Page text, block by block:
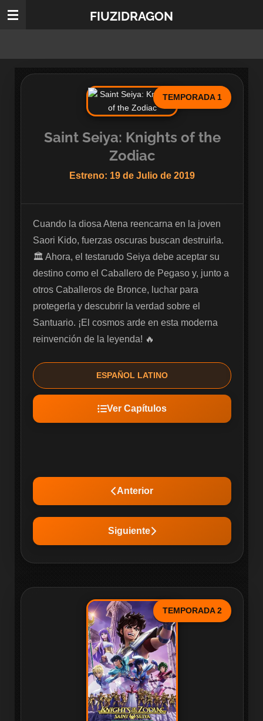
Ir
FIUZIDRAGON
TEMPORADA 1
Saint Seiya: Knights of the
Zodiac
Estreno: 19 de Julio de 2019
Cuando la diosa Atena reencarna en la joven
Saori Kido, fuerzas oscuras buscan destruirla.
🏛️ Ahora, el testarudo Seiya debe aceptar su
destino como el Caballero de Pegaso y, junto a
otros Caballeros de Bronce, luchar para
protegerla y descubrir la verdad sobre el
Santuario. ¡El cosmos arde en esta moderna
reinvención de la leyenda! 🔥
ESPAÑOL LATINO
Ver Capítulos
Anterior
Siguiente
TEMPORADA 2